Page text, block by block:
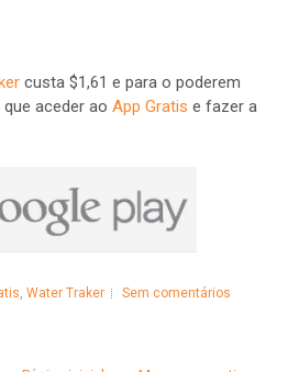
custa $1,61 e para o poderem
aceder ao App Gratis e fazer a
, Water Traker Sem comentários